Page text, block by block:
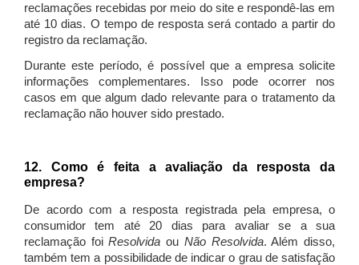
reclamações recebidas por meio do site e respondê-las em
até 10 dias. O tempo de resposta será contado a partir do
registro da reclamação.
Durante este período, é possível que a empresa solicite
informações complementares. Isso pode ocorrer nos
casos em que algum dado relevante para o tratamento da
reclamação não houver sido prestado.
12. Como é feita a avaliação da resposta da
empresa?
De acordo com a resposta registrada pela empresa, o
consumidor tem até 20 dias para avaliar se a sua
reclamação foiResolvida ou Não Resolvida. Além disso,
também tem a possibilidade de indicar o grau de satisfação